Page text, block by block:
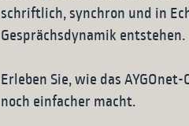
schriftlich, synchron und in
Gesprächsdynamik entstehen.
Erleben Sie, wie das
noch einfacher macht.